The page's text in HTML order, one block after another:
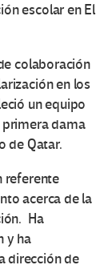
escolar en El
colaboración
en los
un equipo
dama
de Qatar.
referente
acerca de la
Ha
y ha
dirección de